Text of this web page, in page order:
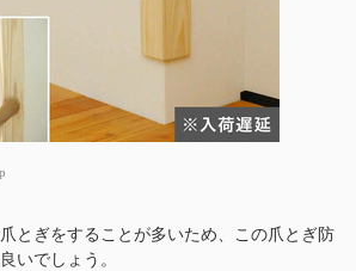
とぎをすることが多いため、この爪とぎ防
いでしょう。